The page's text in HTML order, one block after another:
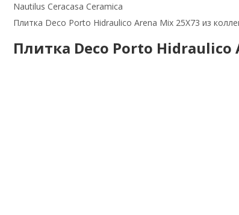
Nautilus Ceracasa Ceramica
Плитка Deco Porto Hidraulico Arena Mix 25Х73 из
Плитка Deco Porto Hidraulico